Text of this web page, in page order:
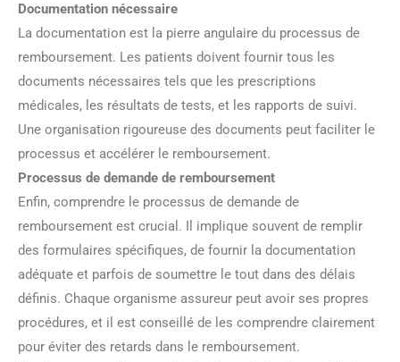
Documentation nécessaire
La documentation est la pierre angulaire du processus de
remboursement. Les patients doivent fournir tous les
documents nécessaires tels que les prescriptions
médicales, les résultats de tests, et les rapports de suivi.
Une organisation rigoureuse des documents peut faciliter le
processus et accélérer le remboursement.
Processus de demande de remboursement
Enfin, comprendre le processus de demande de
remboursement est crucial. Il implique souvent de remplir
des formulaires spécifiques, de fournir la documentation
adéquate et parfois de soumettre le tout dans des délais
définis. Chaque organisme assureur peut avoir ses propres
procédures, et il est conseillé de les comprendre clairement
pour éviter des retards dans le remboursement.